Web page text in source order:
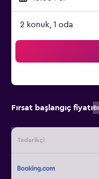
2 konuk, 1 oda
Fırsat başlangıç fiyatı
Tedarikçi